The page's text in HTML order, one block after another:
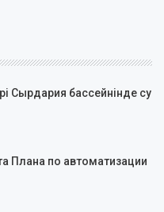
Сырдария бассейнінде су
Плана по автоматизации